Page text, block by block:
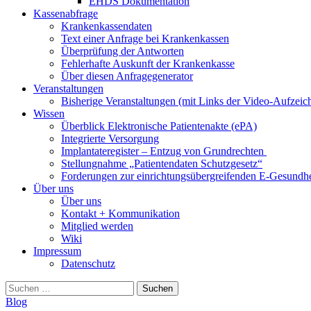
Kassenabfrage
Krankenkassendaten
Text einer Anfrage bei Krankenkassen
Überprüfung der Antworten
Fehlerhafte Auskunft der Krankenkasse
Über diesen Anfragegenerator
Veranstaltungen
Bisherige Veranstaltungen (mit Links der Video-
Wissen
Überblick Elektronische Patientenakte (ePA)
Integrierte Versorgung
Implantateregister – Entzug von Grundrechten
Stellungnahme „Patientendaten Schutzgesetz“
Forderungen zur einrichtungsübergreifenden E-
Über uns
Über uns
Kontakt + Kommunikation
Mitglied werden
Wiki
Impressum
Datenschutz
Suchen
nach:
Blog